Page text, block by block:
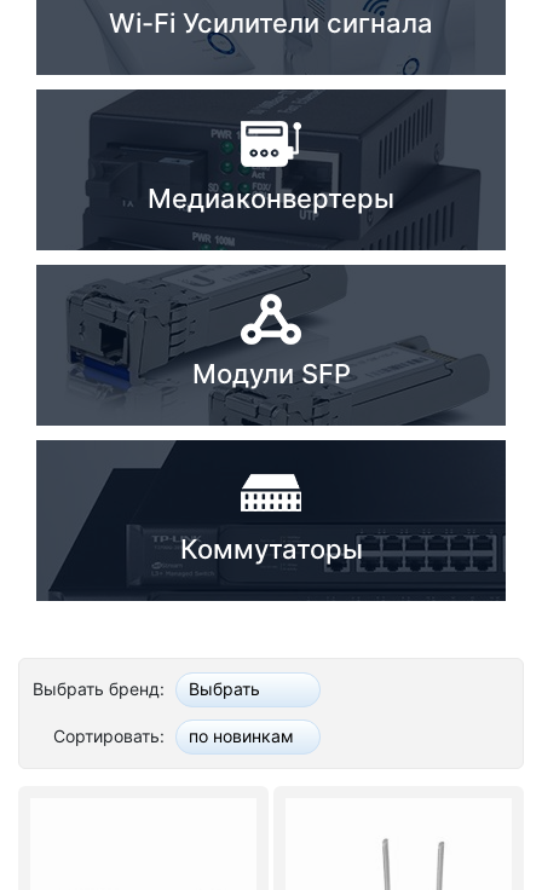
Wi-Fi Усилители сигнала
Медиаконвертеры
Модули SFP
Коммутаторы
Выбрать бренд: Выбрать
Сортировать: по новинкам